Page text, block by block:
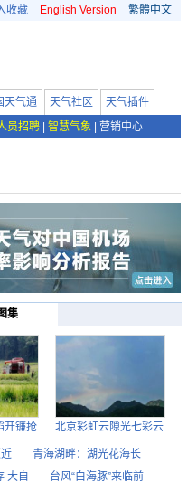
收藏 English Version 繁體中文
天气通 天气社区
天气插件
员招聘 智慧气象 营销中心
集
开镰抢 北京彩虹云隙光七彩云
青海湖畔：湖光花海长
大自
台风“白海豚”来临前